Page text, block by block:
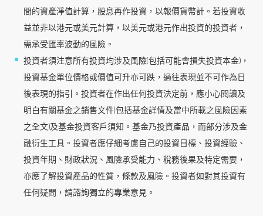
間的資產淨值計算，股息再作投資，以報價貨幣計。若投資收
益並非以港元或美元計算，以美元或港元作出投資的投資者，
需承受匯率波動的風險。
投資者須注意所有投資均涉及風險(包括可能會損失投資本金)，
投資基金單位價格或價值可升亦可跌，過往表現並不可作為日
後表現的指引。投資者在作出任何投資決定前，應小心閱讀及
明白有關基金之銷售文件(包括基金詳情及當中所載之風險因素
之全文)及基金投資客戶須知。基金乃投資產品，而部分涉及金
融衍生工具。投資者應仔細考慮自己的投資目標、投資經驗、
投資年期、財政狀況、風險承受能力、稅務後果及特定需要，
亦應了解投資產品的性質，條款及風險。投資者如對其投資有
任何疑問，請諮詢獨立的專業意見。